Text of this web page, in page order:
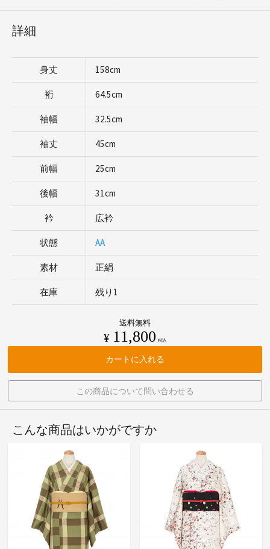
詳細
身丈 158cm
裄 64.5cm
袖幅 32.5cm
袖丈 45cm
前幅 25cm
後幅 31cm
衿 広衿
状態 AA
素材 正絹
在庫 残り1
送料無料
¥ 11,800 税込
カートに入れる
この商品について問い合わせる
こんな商品はいかがですか